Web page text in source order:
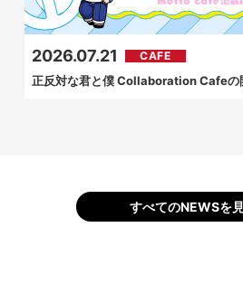
2026.07.21 CAFE
正反対な君と僕 Collaboration Cafeの
すべてのNEWSを